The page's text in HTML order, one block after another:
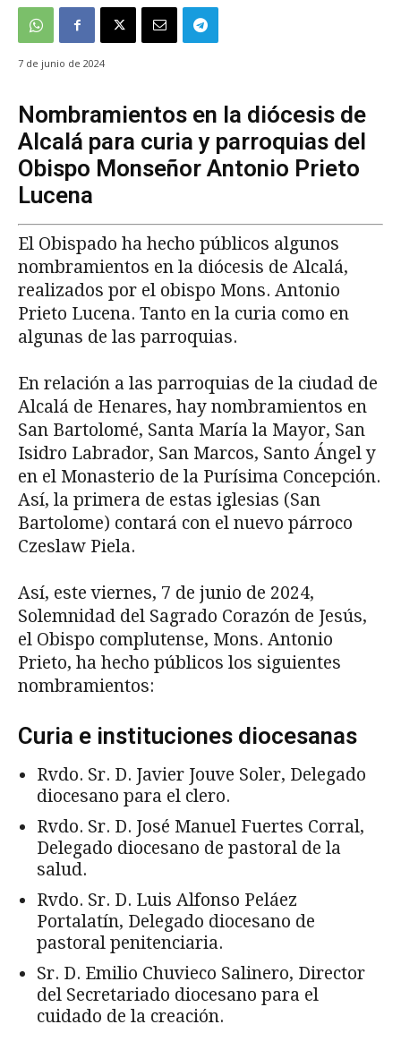
7 de junio de 2024
Nombramientos en la diócesis de
Alcalá para curia y parroquias del
Obispo Monseñor Antonio Prieto
Lucena
El Obispado ha hecho públicos algunos
nombramientos en la diócesis de Alcalá,
realizados por el obispo Mons. Antonio
Prieto Lucena. Tanto en la curia como en
algunas de las parroquias.
En relación a las parroquias de la ciudad de
Alcalá de Henares, hay nombramientos en
San Bartolomé, Santa María la Mayor, San
Isidro Labrador, San Marcos, Santo Ángel y
en el Monasterio de la Purísima Concepción.
Así, la primera de estas iglesias (San
Bartolome) contará con el nuevo párroco
Czeslaw Piela.
Así, este viernes, 7 de junio de 2024,
Solemnidad del Sagrado Corazón de Jesús,
el Obispo complutense, Mons. Antonio
Prieto, ha hecho públicos los siguientes
nombramientos:
Curia e instituciones diocesanas
Rvdo. Sr. D. Javier Jouve Soler, Delegado
diocesano para el clero.
Rvdo. Sr. D. José Manuel Fuertes Corral,
Delegado diocesano de pastoral de la
salud.
Rvdo. Sr. D. Luis Alfonso Peláez
Portalatín, Delegado diocesano de
pastoral penitenciaria.
Sr. D. Emilio Chuvieco Salinero, Director
del Secretariado diocesano para el
cuidado de la creación.